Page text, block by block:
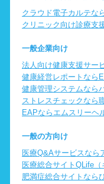
クラウド電子カルテな
クリニック向け診療支
一般企業向け
法人向け健康支援サー
健康経営レポートなら
健康管理システムなら
ストレスチェックなら
EAPならエムスリーヘ
一般の方向け
医療Q&Aサービスなら
医療総合サイトQLife（
肥満症総合サイトなら